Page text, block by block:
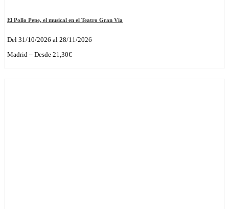
El Pollo Pepe, el musical en el Teatro Gran Vía
Del 31/10/2026 al 28/11/2026
Madrid – Desde 21,30€